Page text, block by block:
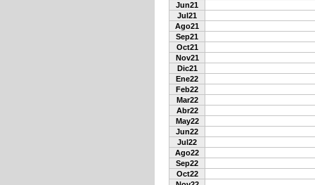
Jun21
Jul21
Ago21
Sep21
Oct21
Nov21
Dic21
Ene22
Feb22
Mar22
Abr22
May22
Jun22
Jul22
Ago22
Sep22
Oct22